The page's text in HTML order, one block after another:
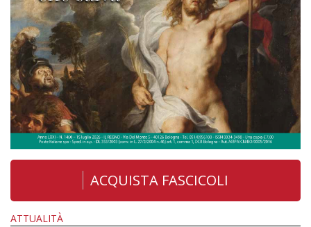
ACQUISTA FASCICOLI
ATTUALITÀ